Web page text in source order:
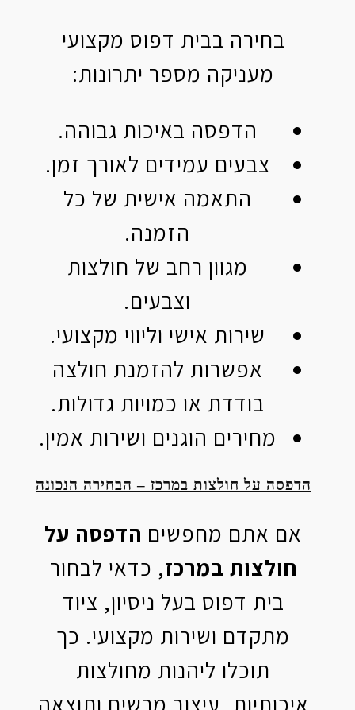
בחירה בבית דפוס מקצועי
מעניקה מספר יתרונות:
הדפסה באיכות גבוהה.
צבעים עמידים לאורך זמן.
התאמה אישית של כל
הזמנה.
מגוון רחב של חולצות
וצבעים.
שירות אישי וליווי מקצועי.
אפשרות להזמנת חולצה
בודדת או כמויות גדולות.
מחירים הוגנים ושירות אמין.
הדפסה על חולצות במרכז – הבחירה הנכונה
אם אתם מחפשים הדפסה על
חולצות במרכז, כדאי לבחור
בית דפוס בעל ניסיון, ציוד
מתקדם ושירות מקצועי. כך
תוכלו ליהנות מחולצות
איכותיות, עיצוב מרשים ותוצאה